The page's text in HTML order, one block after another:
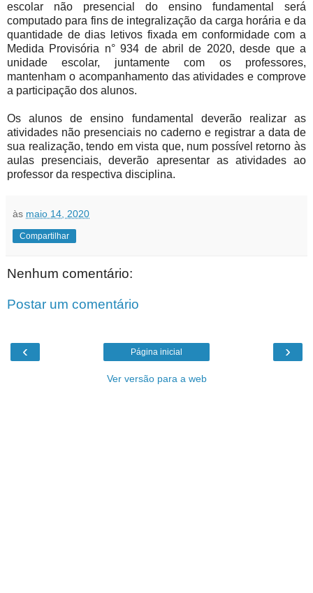
escolar não presencial do ensino fundamental será
computado para fins de integralização da carga horária e da
quantidade de dias letivos fixada em conformidade com a
Medida Provisória n° 934 de abril de 2020, desde que a
unidade escolar, juntamente com os professores,
mantenham o acompanhamento das atividades e comprove
a participação dos alunos.
Os alunos de ensino fundamental deverão realizar as
atividades não presenciais no caderno e registrar a data de
sua realização, tendo em vista que, num possível retorno às
aulas presenciais, deverão apresentar as atividades ao
professor da respectiva disciplina.
às maio 14, 2020
Compartilhar
Nenhum comentário:
Postar um comentário
‹ ›
Página inicial
Ver versão para a web